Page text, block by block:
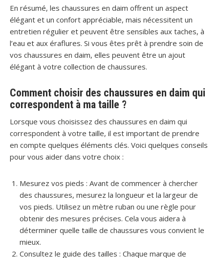
En résumé, les chaussures en daim offrent un aspect
élégant et un confort appréciable, mais nécessitent un
entretien régulier et peuvent être sensibles aux taches, à
l’eau et aux éraflures. Si vous êtes prêt à prendre soin de
vos chaussures en daim, elles peuvent être un ajout
élégant à votre collection de chaussures.
Comment choisir des chaussures en daim qui
correspondent à ma taille ?
Lorsque vous choisissez des chaussures en daim qui
correspondent à votre taille, il est important de prendre
en compte quelques éléments clés. Voici quelques conseils
pour vous aider dans votre choix :
Mesurez vos pieds : Avant de commencer à chercher
des chaussures, mesurez la longueur et la largeur de
vos pieds. Utilisez un mètre ruban ou une règle pour
obtenir des mesures précises. Cela vous aidera à
déterminer quelle taille de chaussures vous convient le
mieux.
Consultez le guide des tailles : Chaque marque de